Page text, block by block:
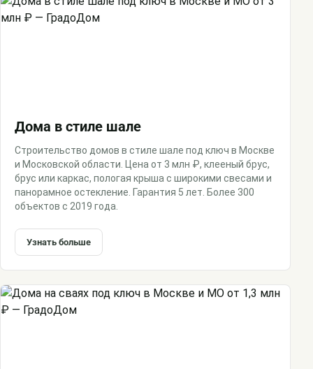
Дома в стиле шале
Строительство домов в стиле шале под ключ в Москве
и Московской области. Цена от 3 млн ₽, клееный брус,
брус или каркас, пологая крыша с широкими свесами и
панорамное остекление. Гарантия 5 лет. Более 300
объектов с 2019 года.
Узнать больше